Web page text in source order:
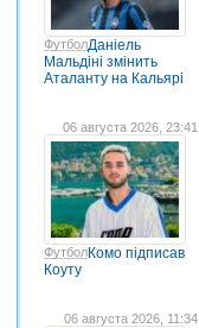
ФутболДаніель
Мальдіні змінить
Аталанту на Кальярі
06 августа 2026, 23:41
ФутболКомо підписав
Коуту
06 августа 2026, 11:34